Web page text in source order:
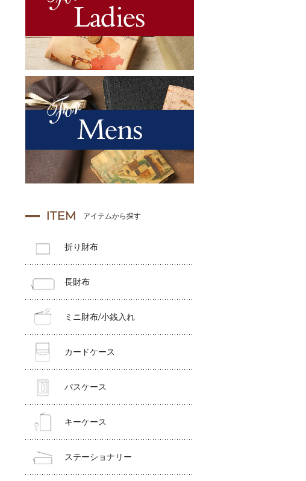
ITEM アイテムから探す
折り財布
長財布
ミニ財布/小銭入れ
カードケース
パスケース
キーケース
ステーショナリー